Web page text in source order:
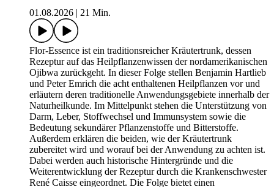
01.08.2026
21 Min.
Flor-Essence ist ein traditionsreicher Kräutertrunk, dessen
Rezeptur auf das Heilpflanzenwissen der nordamerikanischen
Ojibwa zurückgeht. In dieser Folge stellen Benjamin Hartlieb
und Peter Emrich die acht enthaltenen Heilpflanzen vor und
erläutern deren traditionelle Anwendungsgebiete innerhalb der
Naturheilkunde. Im Mittelpunkt stehen die Unterstützung von
Darm, Leber, Stoffwechsel und Immunsystem sowie die
Bedeutung sekundärer Pflanzenstoffe und Bitterstoffe.
Außerdem erklären die beiden, wie der Kräutertrunk
zubereitet wird und worauf bei der Anwendung zu achten ist.
Dabei werden auch historische Hintergründe und die
Weiterentwicklung der Rezeptur durch die Krankenschwester
René Caisse eingeordnet. Die Folge bietet einen